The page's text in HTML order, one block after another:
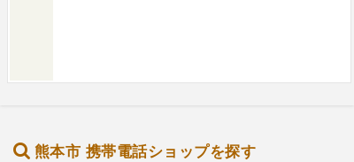
熊本市 携帯電話ショップを探す